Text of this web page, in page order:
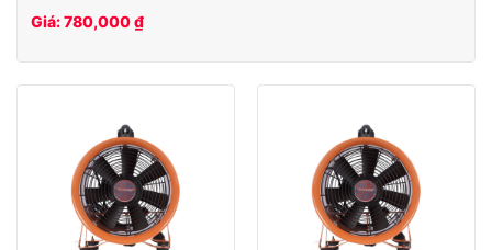
Giá: 780,000 ₫